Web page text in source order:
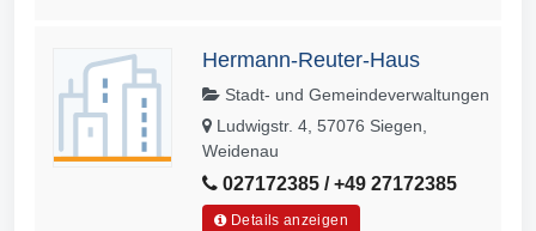
Hermann-Reuter-Haus
Stadt- und Gemeindeverwaltungen
Ludwigstr. 4, 57076 Siegen,
Weidenau
027172385 / +49 27172385
Details anzeigen